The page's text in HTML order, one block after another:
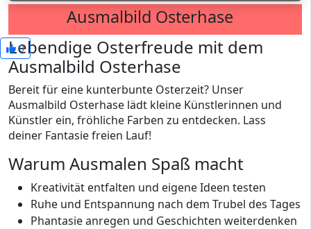
Ausmalbild Osterhase
0
Lebendige Osterfreude mit dem
Ausmalbild Osterhase
Bereit für eine kunterbunte Osterzeit? Unser
Ausmalbild Osterhase lädt kleine Künstlerinnen und
Künstler ein, fröhliche Farben zu entdecken. Lass
deiner Fantasie freien Lauf!
Warum Ausmalen Spaß macht
Kreativität entfalten und eigene Ideen testen
Ruhe und Entspannung nach dem Trubel des Tages
Phantasie anregen und Geschichten weiterdenken